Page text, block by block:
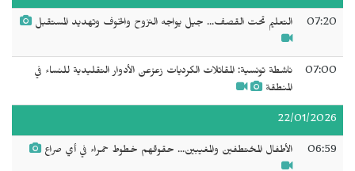
07:20 التعليم تحت القصف... جيل يواجه النزوح والخوف وتهديد المستقبل
07:00
ناشطة تونسية: المقاتلات الكرديات زعزعن الأدوار التقليدية للنساء في
المنطقة
22/01/2026
06:59 الأطفال المختطفين والمغيبين... حقوقهم خطوط حمراء في أي صراع